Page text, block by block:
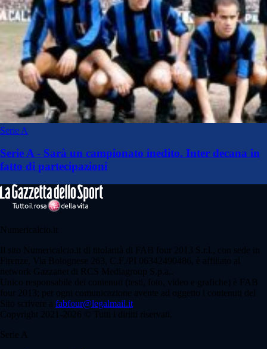
Serie A
Serie A - Sarà un campionato inedito. Inter decana in
fatto di partecipazioni
Numericalcio.it
Il sito Numericalcio.it di titolarità di FAB four 2013 S.r.l., con sede in
Firenze, Via Bolognese 263, C.F./PI 06342490486, è affiliato al
network Gazzanet di RCS Mediagroup S.p.a..
Unico responsabile dei contenuti (testi, foto, video e grafiche) è FAB
four 2013; per ogni comunicazione avente ad oggetto i contenuti del
Sito scrivere a fabfour@legalmail.it
Copyright 2021-2026 © Tutti i diritti riservati.
Serie A